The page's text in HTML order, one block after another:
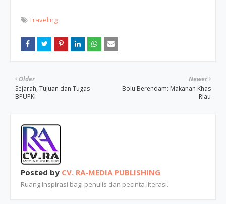
Traveling
Newer
Bolu Berendam: Makanan Khas
Riau
Older
Sejarah, Tujuan dan Tugas
BPUPKI
Posted by CV. RA-MEDIA PUBLISHING
Ruang inspirasi bagi penulis dan pecinta literasi.